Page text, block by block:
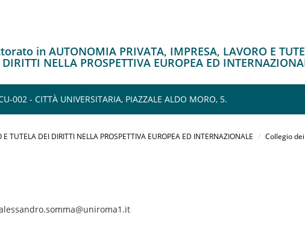
in AUTONOMIA PRIVATA, IMPRESA, LAVORO E
NELLA PROSPETTIVA EUROPEA ED
002 - CITTÀ UNIVERSITARIA, PIAZZALE ALDO MORO, 5.
TUTELA DEI DIRITTI NELLA PROSPETTIVA EUROPEA ED INTERNAZIONALE Collegio